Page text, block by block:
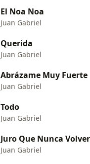
El Noa Noa
Juan Gabriel
Querida
Juan Gabriel
Abrázame Muy Fuerte
Juan Gabriel
Todo
Juan Gabriel
Juro Que Nunca
Juan Gabriel